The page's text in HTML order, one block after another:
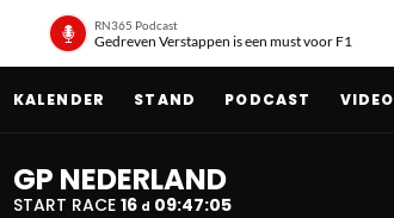
RN365 Podcast
Gedreven Verstappen is een must voor F1
KALENDER STAND PODCAST VIDEO
GP NEDERLAND
START RACE 16 d 09:47:04